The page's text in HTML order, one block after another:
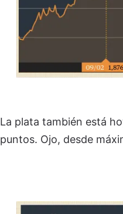
La plata también está
puntos. Ojo, desde